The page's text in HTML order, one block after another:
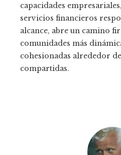
capacidades
servicios financieros
alcance, abre un camino
comunidades más
cohesionadas alrededor
compartidas.